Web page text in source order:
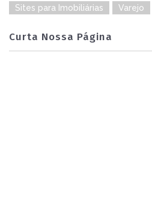
Sites para Imobiliárias
Varejo
Curta Nossa Página